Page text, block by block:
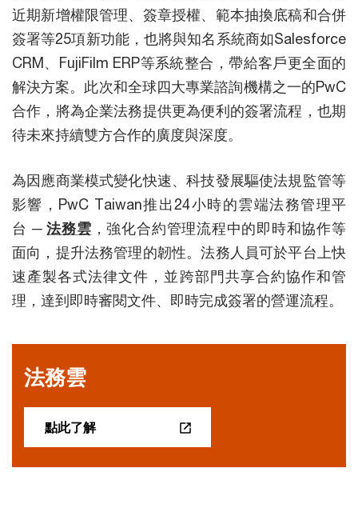
近期新增權限管理、簽章授權、範本抽換底稿和合併
簽署等25項新功能，也將與知名系統商如Salesforce
CRM、FujiFilm ERP等系統整合，帶給客戶更全面的
解決方案。此次和全球四大專業諮詢機構之一的PwC
合作，將為企業法務提供更為便利的簽署流程，也期
待未來持續雙方合作的廣度與深度。
為因應商業模式變化快速、科技發展驅使法規監管等
影響，PwC Taiwan推出24小時的雲端法務管理平
台 ─法務雲 ，強化合約管理流程中的即時和協作等
面向，提升法務管理的韌性。法務人員可於平台上快
速產製各式法律文件，並跨部門共享合約協作和管
理，達到即時審閱文件、即時完成簽署的營運流程。
法務雲
點此了解